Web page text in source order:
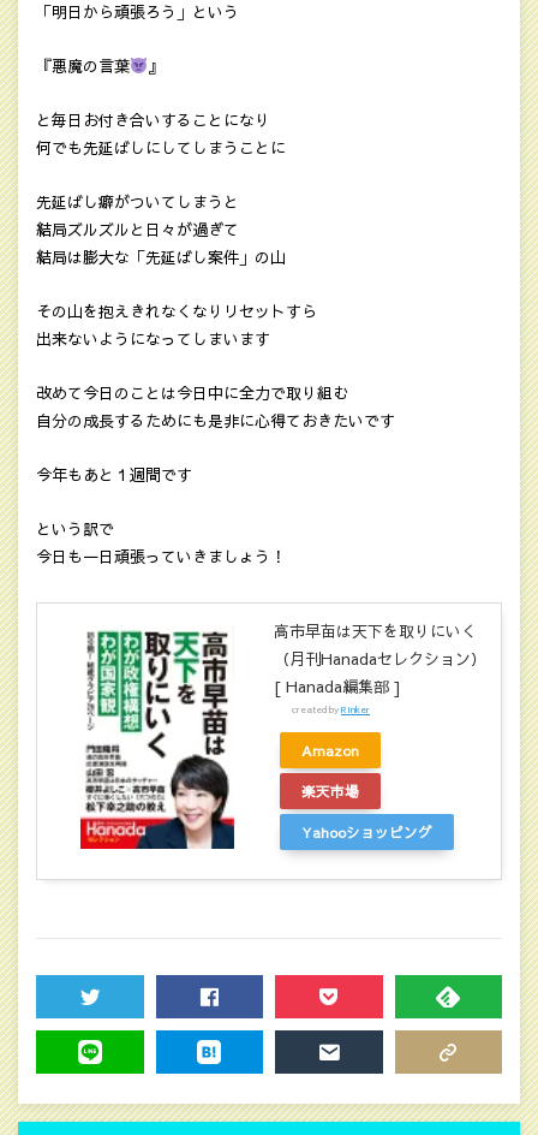
「明日から頑張ろう」という
『悪魔の言葉 』
と毎日お付き合いすることになり
何でも先延ばしにしてしまうことに
先延ばし癖がついてしまうと
結局ズルズルと日々が過ぎて
結局は膨大な「先延ばし案件」の山
その山を抱えきれなくなりリセットすら
出来ないようになってしまいます
改めて今日のことは今日中に全力で取り組む
自分の成長するためにも是非に心得ておきたいです
今年もあと１週間です
という訳で
今日も一日頑張っていきましょう！
高市早苗は天下を取りにいく
（月刊Hanadaセレクション）
[ Hanada編集部 ]
created byRinker
Amazon
楽天市場
Yahooショッピング
TWEET SHARE POCKET FEEDLY